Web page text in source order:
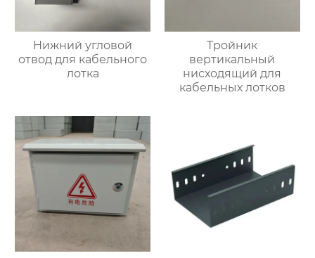
Нижний угловой
отвод для кабельного
лотка
Тройник
вертикальный
нисходящий для
кабельных лотков